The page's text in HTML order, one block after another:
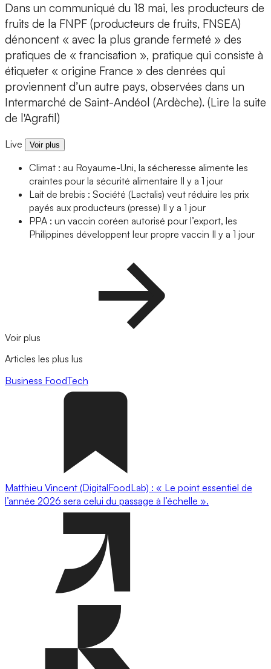
Dans un communiqué du 18 mai, les producteurs de
fruits de la FNPF (producteurs de fruits, FNSEA)
dénoncent « avec la plus grande fermeté » des
pratiques de « francisation », pratique qui consiste à
étiqueter « origine France » des denrées qui
proviennent d’un autre pays, observées dans un
Intermarché de Saint-Andéol (Ardèche). (Lire la suite
de l'Agrafil)
Live Voir plus
Climat : au Royaume-Uni, la sécheresse alimente les
craintes pour la sécurité alimentaire Il y a 1 jour
Lait de brebis : Société (Lactalis) veut réduire les prix
payés aux producteurs (presse) Il y a 1 jour
PPA : un vaccin coréen autorisé pour l’export, les
Philippines développent leur propre vaccin Il y a 1 jour
Voir plus
Articles les plus lus
Business FoodTech
Matthieu Vincent (DigitalFoodLab) : « Le point essentiel de
l’année 2026 sera celui du passage à l’échelle ».